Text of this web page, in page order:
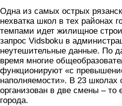
Одна из самых острых
нехватка школ в тех районах
темпами идет жилищное
запрос Vidsboku в
неутешительные данные. По
время многие
функционируют «с
наполняемости». В 23 школах
организован в две смены – то
города.